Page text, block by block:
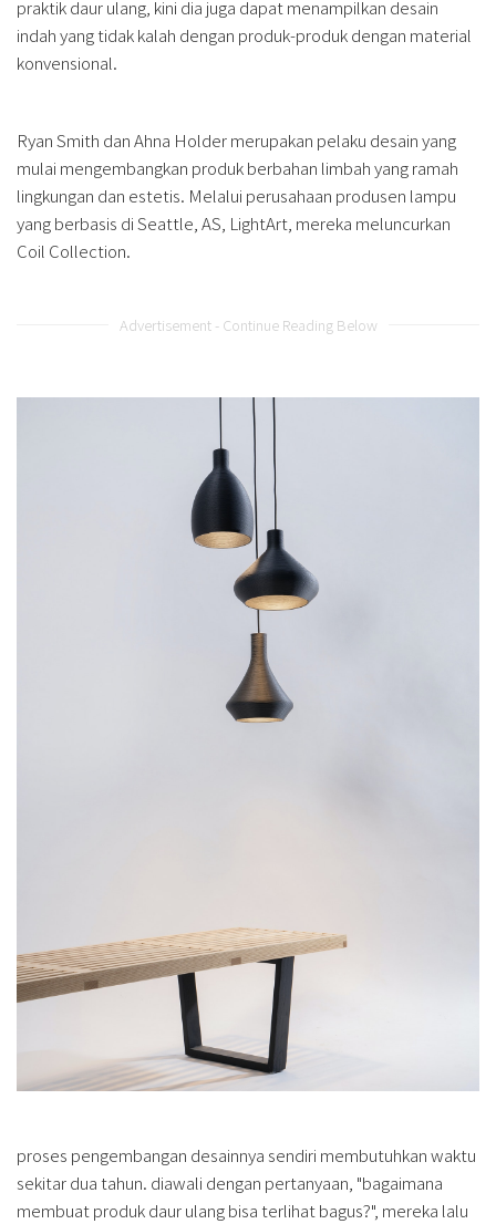
praktik daur ulang, kini dia juga dapat menampilkan desain
indah yang tidak kalah dengan produk-produk dengan material
konvensional.
Ryan Smith dan Ahna Holder merupakan pelaku desain yang
mulai mengembangkan produk berbahan limbah yang ramah
lingkungan dan estetis. Melalui perusahaan produsen lampu
yang berbasis di Seattle, AS, LightArt, mereka meluncurkan
Coil Collection.
Advertisement - Continue Reading Below
proses pengembangan desainnya sendiri membutuhkan waktu
sekitar dua tahun. diawali dengan pertanyaan, "bagaimana
membuat produk daur ulang bisa terlihat bagus?", mereka lalu